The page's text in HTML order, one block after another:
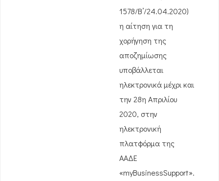
1578/Β’/24.04.2020)
η αίτηση για τη
χορήγηση της
αποζημίωσης
υποβάλλεται
ηλεκτρονικά μέχρι και
την 28η Απριλίου
2020, στην
ηλεκτρονική
πλατφόρμα της
ΑΑΔΕ
«myBusinessSupport».